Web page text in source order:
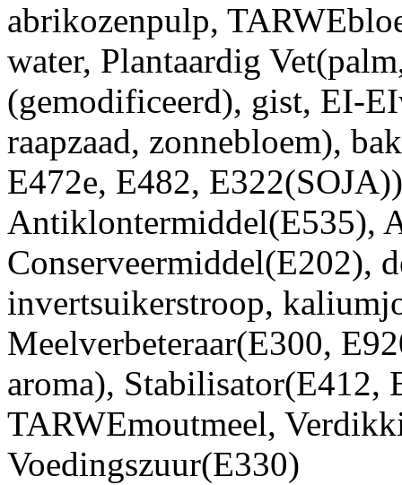
abrikozenpulp,
water, Plantaardig
(gemodificeerd), gist, EI-
raapzaad, zonnebloem),
E472e, E482,
Antiklontermiddel(E535),
Conserveermiddel(E202),
invertsuikerstroop,
Meelverbeteraar(E300,
aroma), Stabilisator(E412,
TARWEmoutmeel,
Voedingszuur(E330)